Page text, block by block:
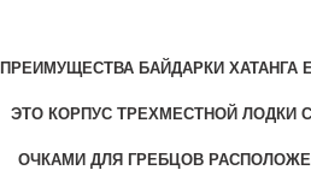
ПРЕИМУЩЕСТВА БАЙДАРКИ ХАТАНГА
ЭТО КОРПУС ТРЕХМЕСТНОЙ ЛОДКИ
ОЧКАМИ ДЛЯ ГРЕБЦОВ